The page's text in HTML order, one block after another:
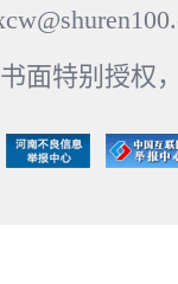
面特别授权